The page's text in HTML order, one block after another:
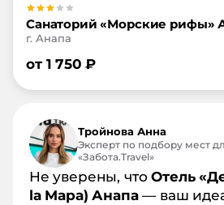
Санаторий «Морские рифы»
г. Анапа
от 1 750 ₽
Тройнова Анна
Эксперт по подбору мест
«Забота.Travel»
Не уверены, чтоОтель
la Mapa) Анапа— ваш